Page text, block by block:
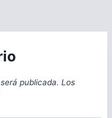
publicada. Los